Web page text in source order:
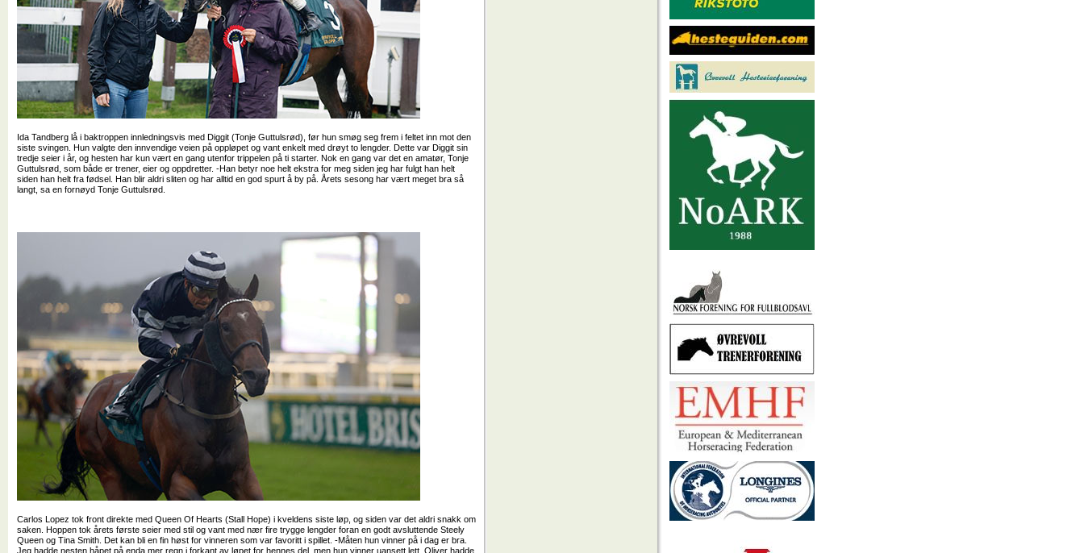
Ida Tandberg lå i baktroppen innledningsvis med Diggit (Tonje Guttulsrød), før hun smøg seg frem i feltet inn mot den
siste svingen. Hun valgte den innvendige veien på oppløpet og vant enkelt med drøyt to lengder. Dette var Diggit sin
tredje seier i år, og hesten har kun vært en gang utenfor trippelen på ti starter. Nok en gang var det en amatør, Tonje
Guttulsrød, som både er trener, eier og oppdretter. -Han betyr noe helt ekstra for meg siden jeg har fulgt han helt
siden han helt fra fødsel. Han blir aldri sliten og har alltid en god spurt å by på. Årets sesong har vært meget bra så
langt, sa en fornøyd Tonje Guttulsrød.
Carlos Lopez tok front direkte med Queen Of Hearts (Stall Hope) i kveldens siste løp, og siden var det aldri snakk om
saken. Hoppen tok årets første seier med stil og vant med nær fire trygge lengder foran en godt avsluttende Steely
Queen og Tina Smith. Det kan bli en fin høst for vinneren som var favoritt i spillet. -Måten hun vinner på i dag er bra.
Jeg hadde nesten håpet på enda mer regn i forkant av løpet for hennes del, men hun vinner uansett lett. Oliver hadde